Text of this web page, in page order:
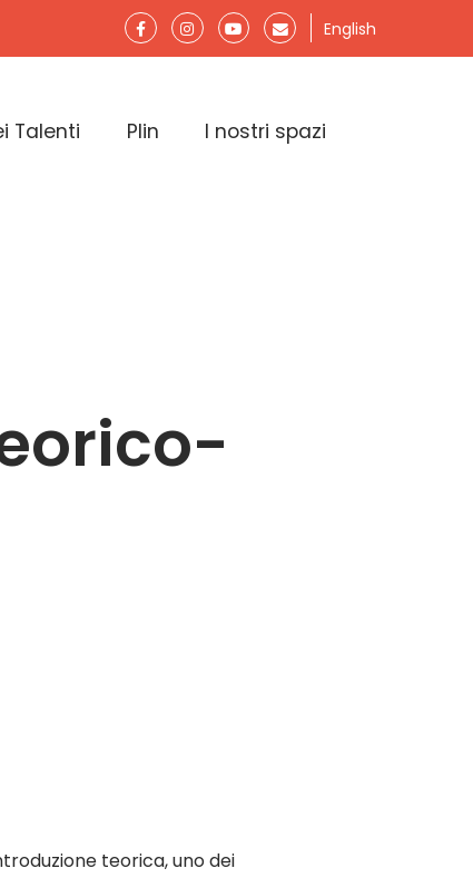
English
Talenti Plin I nostri spazi
teorica, uno dei